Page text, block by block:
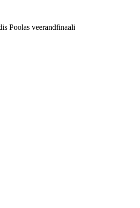
Poolas veerandfinaali